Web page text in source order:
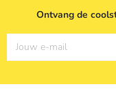
Ontvang de
Jouw e-mail